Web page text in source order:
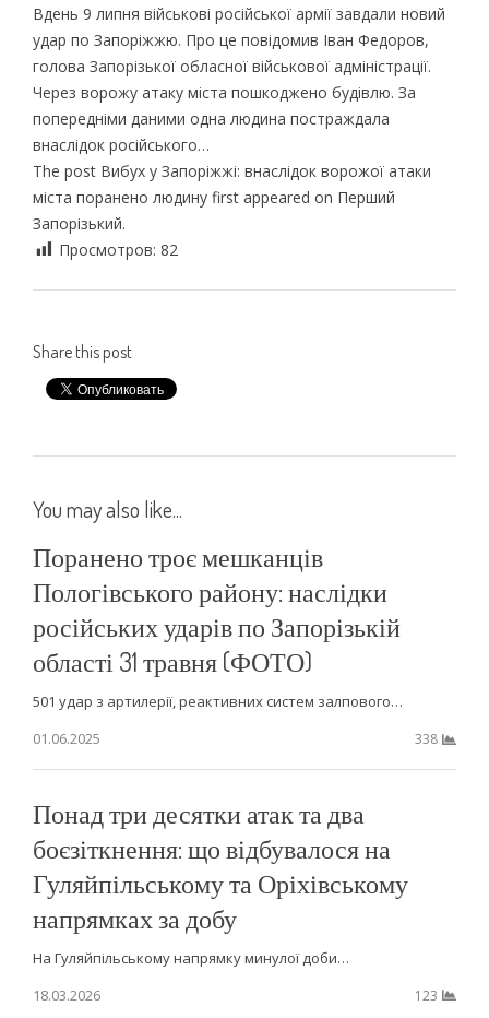
Вдень 9 липня військові російської армії завдали новий
удар по Запоріжжю. Про це повідомив Іван Федоров,
голова Запорізької обласної військової адміністрації.
Через ворожу атаку міста пошкоджено будівлю. За
попередніми даними одна людина постраждала
внаслідок російського…
The post Вибух у Запоріжжі: внаслідок ворожої атаки
міста поранено людину first appeared on Перший
Запорізький.
Просмотров: 82
Share this post
You may also like...
Поранено троє мешканців
Пологівського району: наслідки
російських ударів по Запорізькій
області 31 травня (ФОТО)
501 удар з артилерії, реактивних систем залпового…
01.06.2025
338
Понад три десятки атак та два
боєзіткнення: що відбувалося на
Гуляйпільському та Оріхівському
напрямках за добу
На Гуляйпільському напрямку минулої доби…
18.03.2026
123